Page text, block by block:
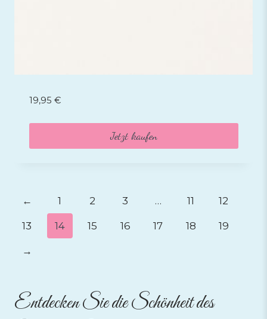
19,95 €
Jetzt kaufen
← 1 2 3 … 11 12
13 14 15 16 17 18 19
→
Entdecken Sie die Schönheit des